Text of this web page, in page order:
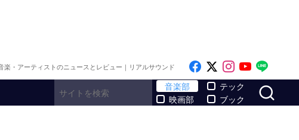
楽・アーティストのニュースとレビュー｜リアルサウンド Like on Facebook
Follow on x
Follow on
Follow
音楽部
映画部
テック
ブック